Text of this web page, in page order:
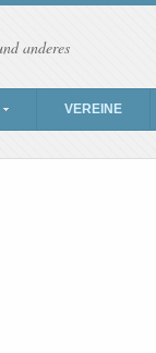
anderes
VEREINE